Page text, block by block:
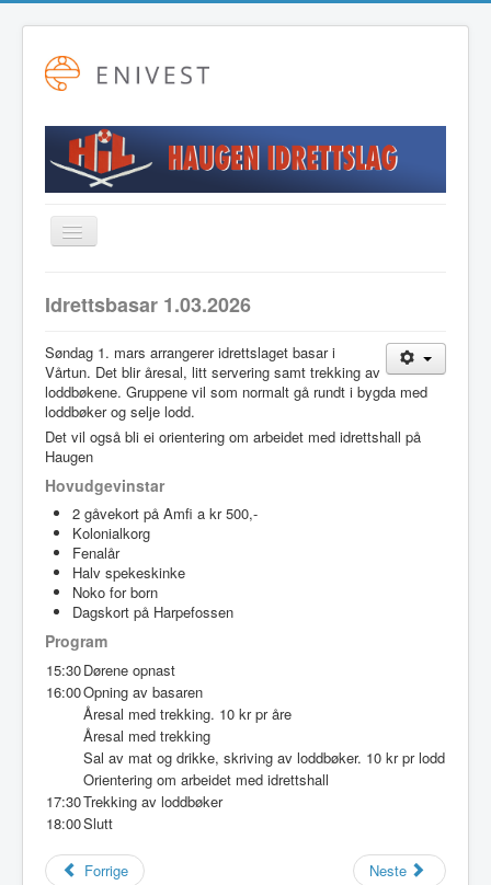
Toggle
Navigation
Fotball
Friidrett
Langrenn
Hovudstyret
Idrettslaget
Klubblokaler
Medlemsskap
Minnefond
Idrettsbasar 1.03.2026
Søndag 1. mars arrangerer idrettslaget basar i
Vårtun. Det blir åresal, litt servering samt trekking av
loddbøkene. Gruppene vil som normalt gå rundt i bygda med
loddbøker og selje lodd.
Det vil også bli ei orientering om arbeidet med idrettshall på
Haugen
Hovudgevinstar
2 gåvekort på Amfi a kr 500,-
Kolonialkorg
Fenalår
Halv spekeskinke
Noko for born
Dagskort på Harpefossen
Program
15:30Dørene opnast
16:00Opning av basaren
Åresal med trekking. 10 kr pr åre
Åresal med trekking
Sal av mat og drikke, skriving av loddbøker. 10 kr pr lodd
Orientering om arbeidet med idrettshall
17:30Trekking av loddbøker
18:00Slutt
Forrige Neste